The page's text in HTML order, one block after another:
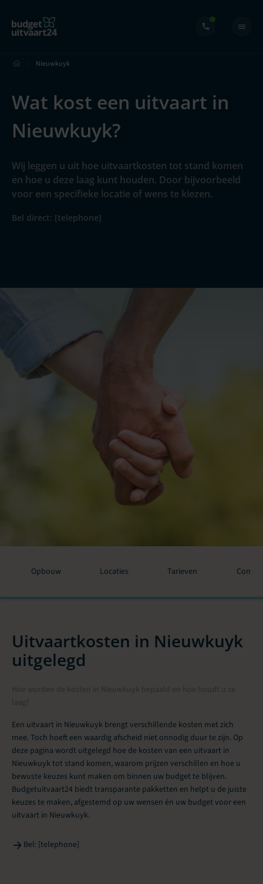
Nieuwkuyk
Wat kost een uitvaart in
Nieuwkuyk?
Wij leggen u uit hoe uitvaartkosten tot stand komen
en hoe u deze laag kunt houden. Door bijvoorbeeld
voor een specifieke locatie of wens te kiezen.
Bel direct: [telephone]
Opbouw Locaties Tarieven
Uitvaartkosten in Nieuwkuyk
uitgelegd
Een uitvaart in Nieuwkuyk brengt verschillende kosten met zich
mee. Toch hoeft een waardig afscheid niet onnodig duur te zijn. Op
deze pagina wordt uitgelegd hoe de kosten van een uitvaart in
Nieuwkuyk tot stand komen, waarom prijzen verschillen en hoe u
bewuste keuzes kunt maken om binnen uw budget te blijven.
Budgetuitvaart24 biedt transparante pakketten en helpt u de juiste
keuzes te maken, afgestemd op uw wensen én uw budget voor een
uitvaart in Nieuwkuyk.
Bel: [telephone]